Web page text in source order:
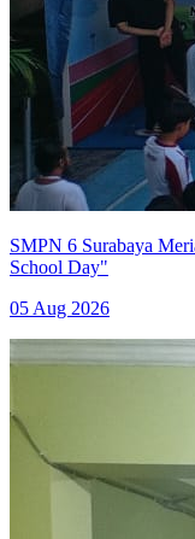
SMPN 6 Surabaya
School Day"
05 Aug 2026